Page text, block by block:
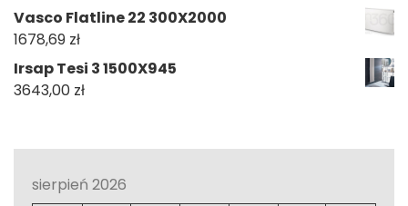
Vasco Flatline 22 300X2000
1678,69 zł
Irsap Tesi 3 1500X945
3643,00 zł
sierpień 2026